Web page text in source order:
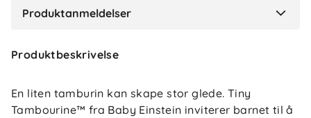
Produktanmeldelser
Produktbeskrivelse
En liten tamburin kan skape stor glede. Tiny
Tambourine™ fra Baby Einstein inviterer barnet til å